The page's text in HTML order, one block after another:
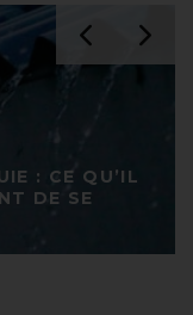
: CE QU’IL
DE SE